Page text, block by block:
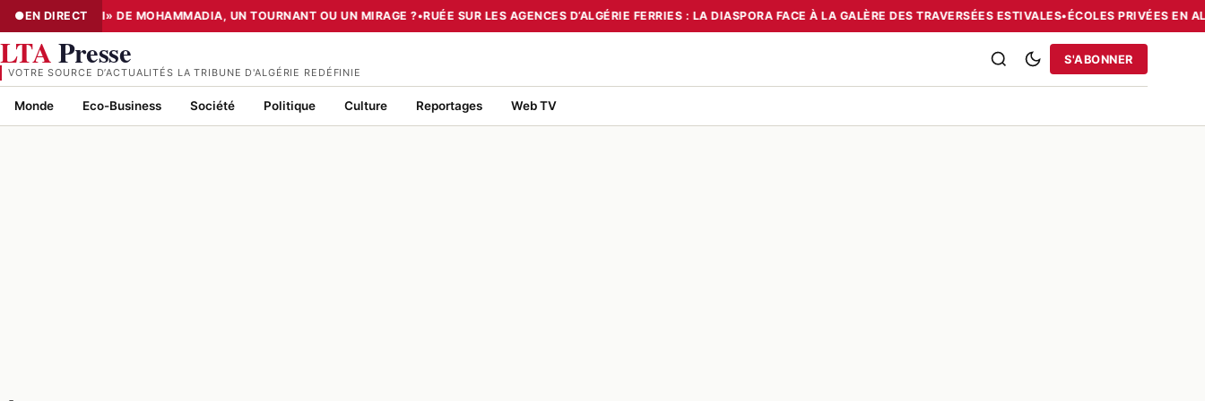
EN DIRECT
«TIER III» DE MOHAMMADIA, UN TOURNANT OU UN MIRAGE ? •RUÉE SUR LES AGENCES D’ALGÉRIE FERRIES : LA DIASPORA FACE À LA GALÈRE DES TRAVERSÉES ESTIVALES•ÉCOLES PRIVÉES EN
NUMÉRISATION : LE DATA CENTER «TIER III» DE MOHAMMADIA, UN TOURNANT OU UN MIRAGE ?•RUÉE SUR LES AGENCES D’ALGÉRIE FERRIES : LA DIASPORA FACE À LA GALÈRE DES TRAVERSÉES
LTAPresse
VOTRE SOURCE D’ACTUALITÉS LA TRIBUNE D'ALGÉRIE REDÉFINIE
S'ABONNER
Monde Eco-Business Société Politique Culture Reportages Web TV